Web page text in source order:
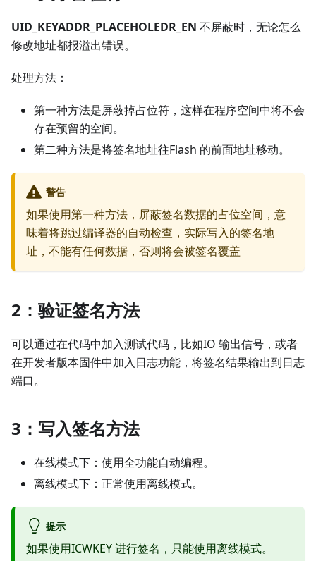
UID_KEYADDR_PLACEHOLEDR_EN 不屏蔽时，无论怎么
修改地址都报溢出错误。
处理方法：
第一种方法是屏蔽掉占位符，这样在程序空间中将不会
存在预留的空间。
第二种方法是将签名地址往Flash 的前面地址移动。
警告
如果使用第一种方法，屏蔽签名数据的占位空间，意
味着将跳过编译器的自动检查，实际写入的签名地
址，不能有任何数据，否则将会被签名覆盖
2：验证签名方法
可以通过在代码中加入测试代码，比如IO 输出信号，或者
在开发者版本固件中加入日志功能，将签名结果输出到日志
端口。
3：写入签名方法
在线模式下：使用全功能自动编程。
离线模式下：正常使用离线模式。
提示
如果使用ICWKEY 进行签名，只能使用离线模式。